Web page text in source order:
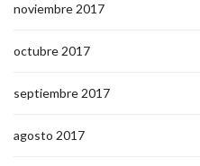
noviembre 2017
octubre 2017
septiembre 2017
agosto 2017